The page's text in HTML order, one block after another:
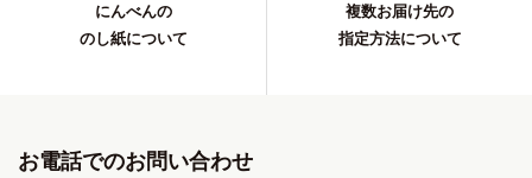
にんべんの
のし紙について
複数お届け先の
指定方法について
お電話でのお問い合わせ